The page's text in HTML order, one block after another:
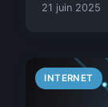
21 juin 2025
INTERNET